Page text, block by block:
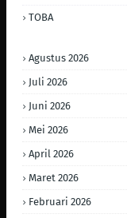
TOBA
Agustus 2026
Juli 2026
Juni 2026
Mei 2026
April 2026
Maret 2026
Februari 2026